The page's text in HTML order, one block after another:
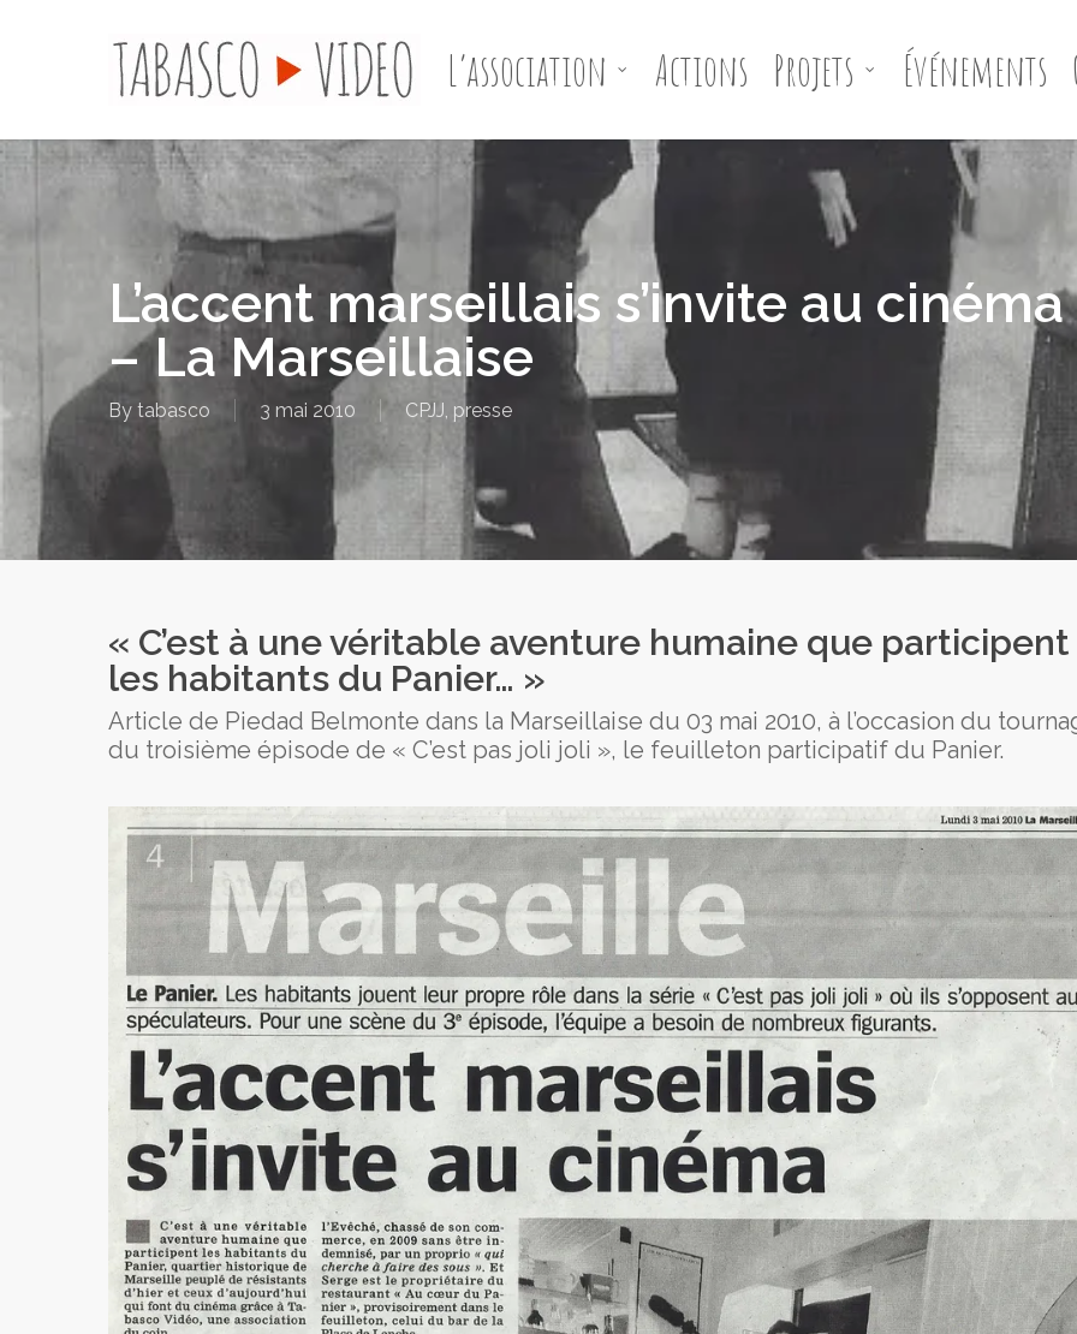
L’association Actions Projets Événements
L’accent marseillais s’invite au cinéma
– La Marseillaise
By tabasco 3 mai 2010 CPJJ, presse
« C’est à une véritable aventure humaine que participent
les habitants du Panier… »
Article de Piedad Belmonte dans la Marseillaise du 03 mai 2010, à l’occasion du
du troisième épisode de « C’est pas joli joli », le feuilleton participatif du Panier.